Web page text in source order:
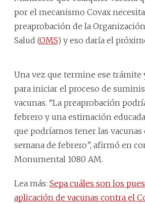
por el mecanismo Covax
preaprobación de la
Salud (OMS) y eso daría el
Una vez que termine ese trámite
para iniciar el proceso de
vacunas. “La preaprobación
febrero y una estimación
que podríamos tener las
semana de febrero”, afirmó en
Monumental 1080 AM.
Lea más: Sepa cuáles son los
aplicación de vacunas contra el